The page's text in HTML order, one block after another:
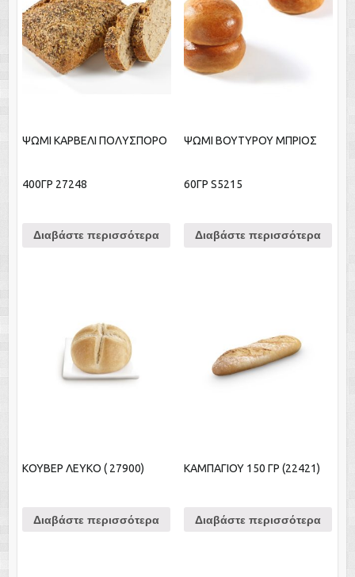
ΨΩΜΙ ΚΑΡΒΕΛI ΠΟΛΥΣΠΟΡΟ
400ΓΡ 27248
Διαβάστε περισσότερα
ΨΩΜΙ ΒΟΥΤΥΡΟΥ ΜΠΡΙΟΣ
60ΓΡ S5215
Διαβάστε περισσότερα
ΚΟΥΒΕΡ ΛΕΥΚΟ ( 27900)
Διαβάστε περισσότερα
ΚΑΜΠΑΓΙΟΥ 150 ΓΡ (22421)
Διαβάστε περισσότερα